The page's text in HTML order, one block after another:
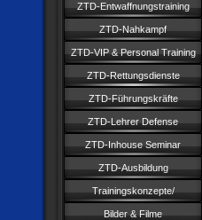
ZTD-Entwaffnungstraining
ZTD-Nahkampf
ZTD-VIP & Personal Training
ZTD-Rettungsdienste
ZTD-Führungskräfte
ZTD-Lehrer Defense
ZTD-Inhouse Seminar
ZTD-Ausbildung
Trainingskonzepte/
Bilder & Filme